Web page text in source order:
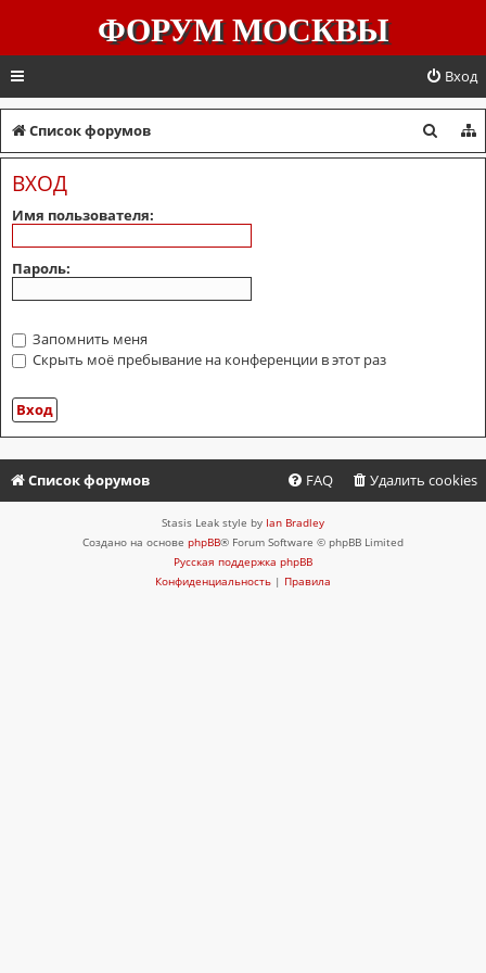
ФОРУМ МОСКВЫ
Вход
Список форумов
о
ВХОД
Имя пользователя:
Пароль:
Запомнить меня
Скрыть моё пребывание на конференции в этот раз
Список форумов Удалить cookies
FAQ
Stasis Leak style by Ian Bradley
Создано на основе phpBB® Forum Software © phpBB Limited
Русская поддержка phpBB
Конфиденциальность | Правила